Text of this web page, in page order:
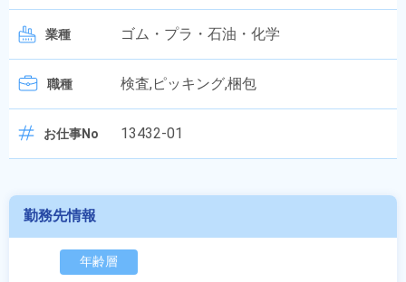
業種 ゴム・プラ・石油・化学
職種 検査,ピッキング,梱包
お仕事No 13432-01
勤務先情報
年齢層